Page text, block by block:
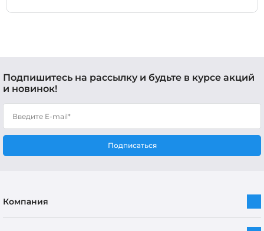
Подпишитесь на рассылку и будьте в курсе акций
и новинок!
Подписаться
Компания